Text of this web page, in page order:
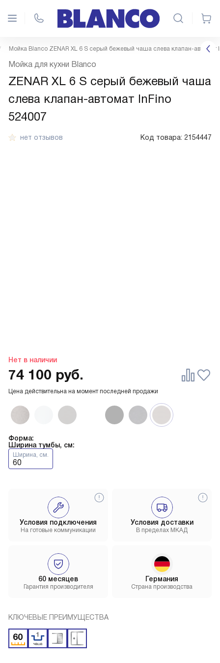
Мойка Blanco ZENAR XL 6 S серый бежевый чаша слева клапан-автомат
нет отзывов Код товара: 2154447
Нет в наличии
Мойка для кухни Blanco
ZENAR XL 6 S серый бежевый чаша
слева клапан-автомат InFino
524007
Форма:
Ширина тумбы, см:
Ширина, см.
60
Цена действительна на момент последней продажи
74 100 руб.
Условия доставки
В пределах МКАД
60 месяцев
Гарантия производителя
Условия подключения
На готовые коммуникации
Германия
Страна производства
КЛЮЧЕВЫЕ ПРЕИМУЩЕСТВА